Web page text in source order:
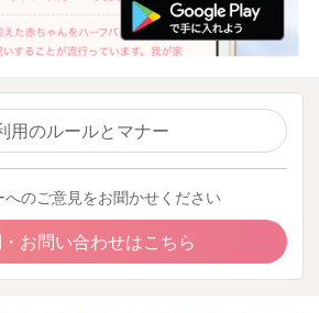
用のルールとマナー
のご意見をお聞かせください
お問い合わせはこちら